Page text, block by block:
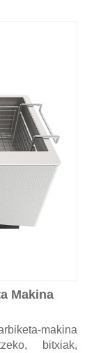
Makina
makina
bitxiak,